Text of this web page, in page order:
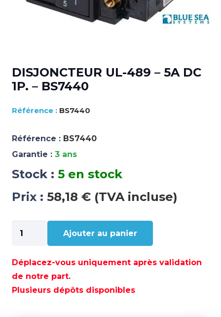
DISJONCTEUR UL-489 – 5A DC
1P. – BS7440
BS7440
Référence : BS7440
Garantie : 3 ans
Stock : 5 en stock
Prix : 58,18 € (TVA incluse)
quantité
de
UL-
489
-
Ajouter au panier
Déplacez-vous uniquement après validation
de notre part.
Plusieurs dépôts disponibles